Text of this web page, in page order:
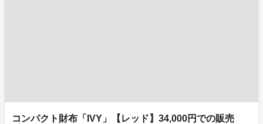
コンパクト財布「IVY」【レッド】34,000円での販売